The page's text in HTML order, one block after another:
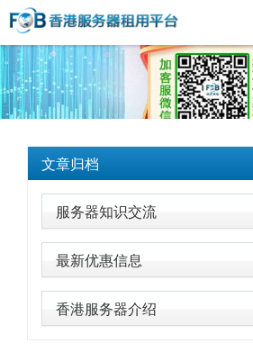
文章归档
服务器知识交流
最新优惠信息
香港服务器介绍